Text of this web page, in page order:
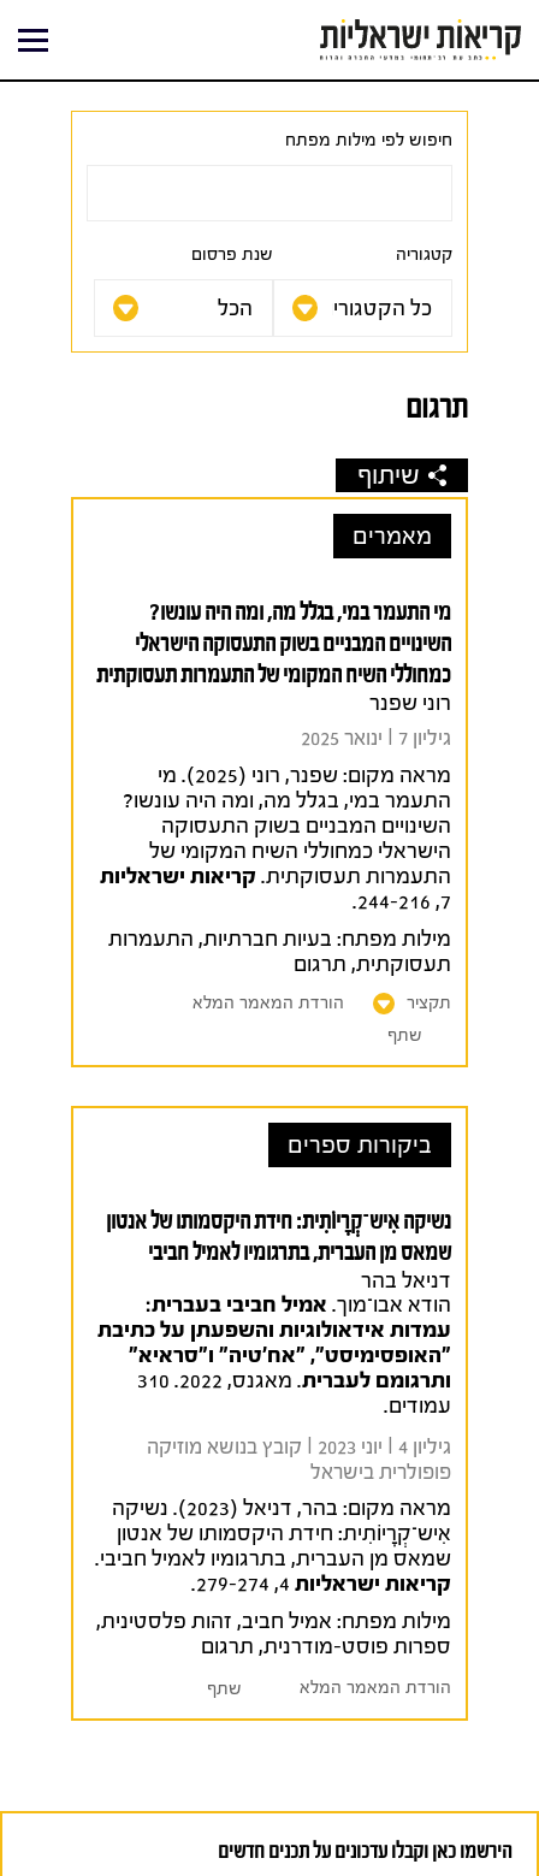
לתוכן
חיפוש לפי מילות מפתח
קטגוריה שנת פרסום
תרגום
שיתוף
מאמרים
מי התעמר במי, בגלל מה, ומה היה עונשו?
השינויים המבניים בשוק התעסוקה הישראלי
כמחוללי השיח המקומי של התעמרות תעסוקתית
רוני שפנר
גיליון 7 I ינואר 2025
מראה מקום:
שפנר, רוני (2025). מי
התעמר במי, בגלל מה, ומה היה עונשו?
השינויים המבניים בשוק התעסוקה
הישראלי כמחוללי השיח המקומי של
התעמרות תעסוקתית.קריאות ישראליות
7, 244-216.
מילות מפתח: בעיות חברתיות, התעמרות
תעסוקתית, תרגום
תקציר
הורדת המאמר המלא
שתף
ביקורות ספרים
נשיקה אִיש־קְרָיוֹתִית: חידת היקסמותו של אנטון
שמאס מן העברית, בתרגומיו לאמיל חביבי
דניאל בהר
הודא אבו־מוך. אמיל חביבי בעברית:
עמדות אידאולוגיות והשפעתן על כתיבת
"האופסימיסט", "אח'טיה" ו"סראיא"
ותרגומם לעברית
. מאגנס, 2022. 310
עמודים.
גיליון 4 I יוני 2023 I קובץ בנושא מוזיקה
פופולרית בישראל
מראה מקום:
בהר, דניאל (2023). נשיקה
אִיש־קְרָיוֹתִית: חידת היקסמותו של אנטון
שמאס מן העברית, בתרגומיו לאמיל חביבי.
קריאות ישראליות
מילות מפתח: אמיל חביב, זהות פלסטינית,
ספרות פוסט-מודרנית, תרגום
הורדת המאמר המלא שתף
הירשמו כאן וקבלו עדכונים על תכנים חדשים